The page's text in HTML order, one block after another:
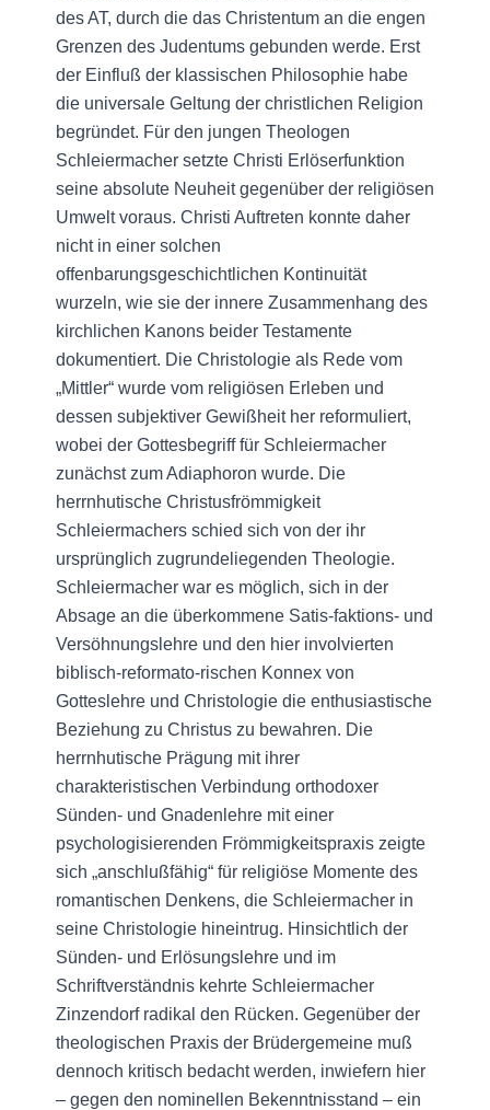
des AT, durch die das Christentum an die engen
Grenzen des Judentums gebunden werde. Erst
der Einfluß der klassischen Philosophie habe
die universale Geltung der christlichen Religion
begründet. Für den jungen Theologen
Schleiermacher setzte Christi Erlöserfunktion
seine absolute Neuheit gegenüber der religiösen
Umwelt voraus. Christi Auftreten konnte daher
nicht in einer solchen
offenbarungsgeschichtlichen Kontinuität
wurzeln, wie sie der innere Zusammenhang des
kirchlichen Kanons beider Testamente
dokumentiert. Die Christologie als Rede vom
„Mittler“ wurde vom religiösen Erleben und
dessen subjektiver Gewißheit her reformuliert,
wobei der Gottesbegriff für Schleiermacher
zunächst zum Adiaphoron wurde. Die
herrnhutische Christusfrömmigkeit
Schleiermachers schied sich von der ihr
ursprünglich zugrundeliegenden Theologie.
Schleiermacher war es möglich, sich in der
Absage an die überkommene Satis-faktions- und
Versöhnungslehre und den hier involvierten
biblisch-reformato-rischen Konnex von
Gotteslehre und Christologie die enthusiastische
Beziehung zu Christus zu bewahren. Die
herrnhutische Prägung mit ihrer
charakteristischen Verbindung orthodoxer
Sünden- und Gnadenlehre mit einer
psychologisierenden Frömmigkeitspraxis zeigte
sich „anschlußfähig“ für religiöse Momente des
romantischen Denkens, die Schleiermacher in
seine Christologie hineintrug. Hinsichtlich der
Sünden- und Erlösungslehre und im
Schriftverständnis kehrte Schleiermacher
Zinzendorf radikal den Rücken. Gegenüber der
theologischen Praxis der Brüdergemeine muß
dennoch kritisch bedacht werden, inwiefern hier
– gegen den nominellen Bekenntnisstand – ein